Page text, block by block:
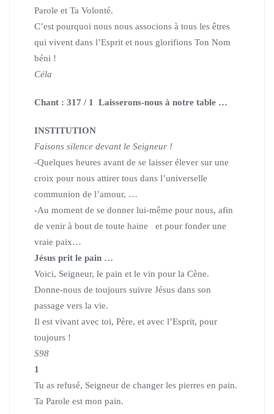
Parole et Ta Volonté.
C’est pourquoi nous nous associons à tous les êtres
qui vivent dans l’Esprit et nous glorifions Ton Nom
béni !
Céla
Chant : 317 / 1 Laisserons-nous à notre table …
INSTITUTION
Faisons silence devant le Seigneur !
-Quelques heures avant de se laisser élever sur une
croix pour nous attirer tous dans l’universelle
communion de l’amour, …
-Au moment de se donner lui-même pour nous, afin
de venir à bout de toute haine et pour fonder une
vraie paix…
Jésus prit le pain …
Voici, Seigneur, le pain et le vin pour la Cène.
Donne-nous de toujours suivre Jésus dans son
passage vers la vie.
Il est vivant avec toi, Père, et avec l’Esprit, pour
toujours !
S98
1
Tu as refusé, Seigneur de changer les pierres en pain.
Ta Parole est mon pain.